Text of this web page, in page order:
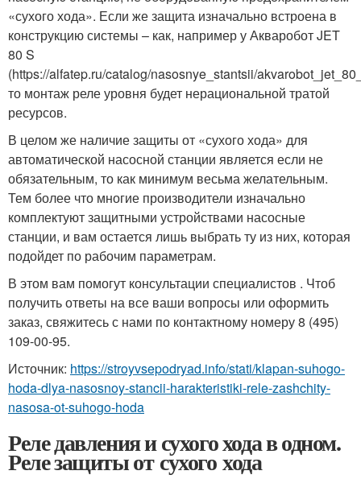
«сухого хода». Если же защита изначально встроена в
конструкцию системы – как, например у Акваробот JET
80 S
(https://alfatep.ru/catalog/nasosnye_stantsii/
то монтаж реле уровня будет нерациональной тратой
ресурсов.
В целом же наличие защиты от «сухого хода» для
автоматической насосной станции является если не
обязательным, то как минимум весьма желательным.
Тем более что многие производители изначально
комплектуют защитными устройствами насосные
станции, и вам остается лишь выбрать ту из них, которая
подойдет по рабочим параметрам.
В этом вам помогут консультации специалистов . Чтоб
получить ответы на все ваши вопросы или оформить
заказ, свяжитесь с нами по контактному номеру 8 (495)
109-00-95.
Источник: https://stroyvsepodryad.info/stati/klapan-suhogo-
hoda-dlya-nasosnoy-stancii-harakteristiki-rele-zashchity-
nasosa-ot-suhogo-hoda
Реле давления и сухого хода в одном.
Реле защиты от сухого хода